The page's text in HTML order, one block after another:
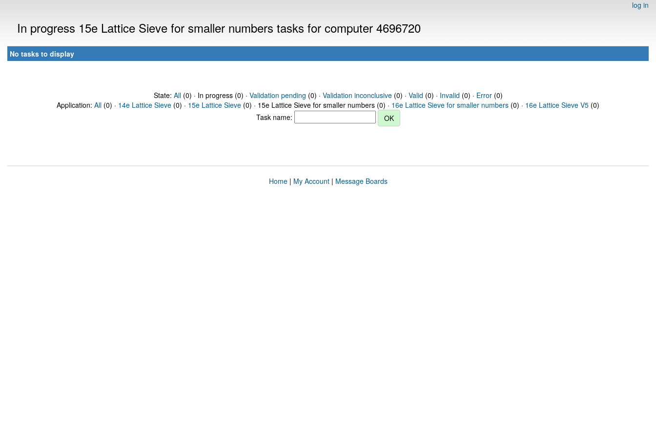
log in
In progress 15e Lattice Sieve for smaller numbers tasks for computer 4696720
No tasks to display
State: All(0) · In progress (0) · Validation pending (0) · Validation inconclusive(0) · Valid (0) · Invalid (0) · Error(0)
Application: All (0) · 14e Lattice Sieve (0) · 15e Lattice Sieve (0) · 15e Lattice Sieve for smaller numbers (0) · 16e Lattice Sieve for smaller numbers (0) · 16e Lattice Sieve V5 (0)
Task name:
Home| My Account| Message Boards